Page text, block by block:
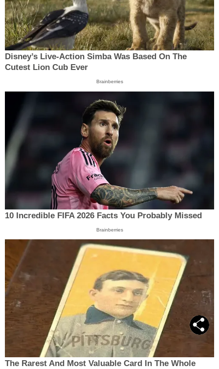
Disney’s Live-Action Simba Was Based On The
Cutest Lion Cub Ever
Brainberries
10 Incredible FIFA 2026 Facts You Probably Missed
Brainberries
The Rarest And Most Valuable Card In The Whole